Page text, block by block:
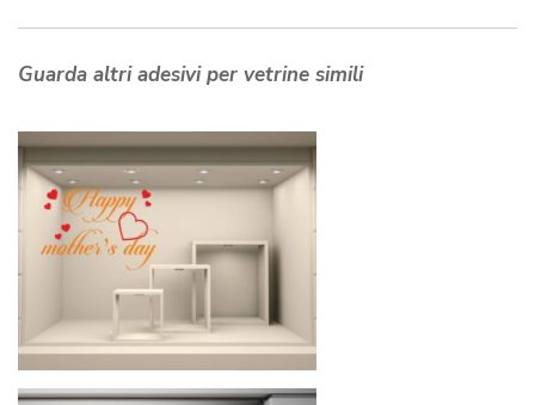
Guarda altri adesivi per vetrine simili